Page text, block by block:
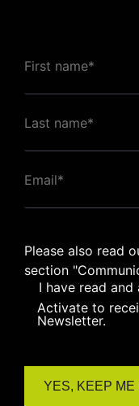
Please also read
section
I have read
Activate to
Newsletter.